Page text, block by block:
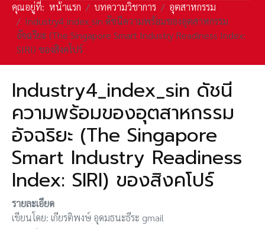
คุณอยู่ที่: หน้าแรก บทความวิชาการ
อุตสาหกรรม
Industry4_index_sin ดัชนีความพร้อมของอุตสาหกรรม
อัจฉริยะ (The Singapore Smart Industry Readiness Index:
SIRI) ของสิงคโปร์
Industry4_index_sin ดัชนี
ความพร้อมของอุตสาหกรรม
อัจฉริยะ (The Singapore
Smart Industry Readiness
Index: SIRI) ของสิงคโปร์
รายละเอียด
เขียนโดย: เกียรติพงษ์ อุดมธนะธีระ gmail